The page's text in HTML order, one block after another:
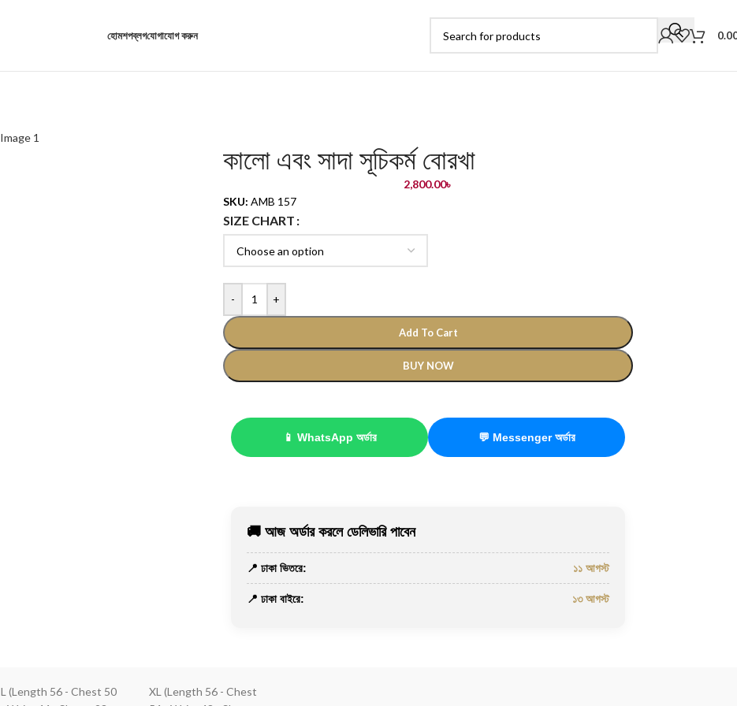
হোমশপব্লগযোগাযোগ করুন
কালো এবং সাদা সূচিকর্ম বোরখা
2,800.00৳
SKU: AMB 157
SIZE CHART
- +
Add To Cart
BUY NOW
📱 WhatsApp অর্ডার 💬 Messenger অর্ডার
🚚 আজ অর্ডার করলে ডেলিভারি পাবেন
📍 ঢাকা ভিতরে: ১১ আগস্ট
📍 ঢাকা বাইরে: ১৩ আগস্ট
L (Length 56 - Chest 50
XL (Length 56 - Chest